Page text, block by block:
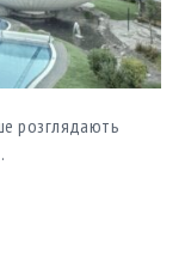
розглядають